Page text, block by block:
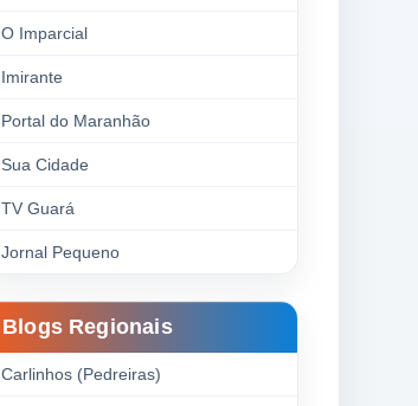
O Imparcial
Imirante
Portal do Maranhão
Sua Cidade
TV Guará
Jornal Pequeno
Blogs Regionais
Carlinhos (Pedreiras)